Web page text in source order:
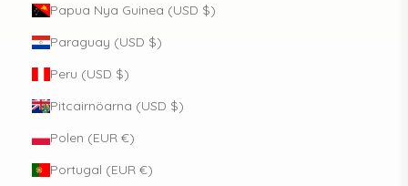
Papua Nya Guinea (USD $)
Paraguay (USD $)
Peru (USD $)
Pitcairnöarna (USD $)
Polen (EUR €)
Portugal (EUR €)